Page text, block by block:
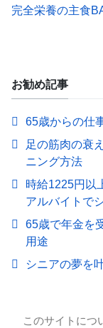
完全栄養の主食
お勧め記事
65歳からの仕
足の筋肉の衰
ニング方法
時給1225円以
アルバイトで
65歳で年金を
用途
シニアの夢を
このサイトにつ